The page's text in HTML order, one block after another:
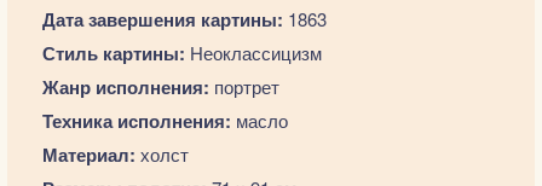
Дата завершения картины: 1863
Стиль картины: Неоклассицизм
Жанр исполнения: портрет
Техника исполнения: масло
Материал: холст